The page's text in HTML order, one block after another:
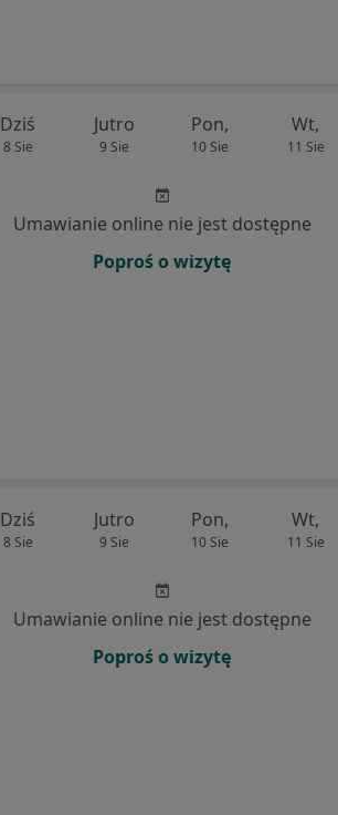
Dziś
8 Sie
Jutro
9 Sie
Pon,
10 Sie
Wt,
11 Sie
Umawianie online nie jest dostępne
Poproś o wizytę
Dziś
8 Sie
Jutro
9 Sie
Pon,
10 Sie
Wt,
11 Sie
Umawianie online nie jest dostępne
Poproś o wizytę